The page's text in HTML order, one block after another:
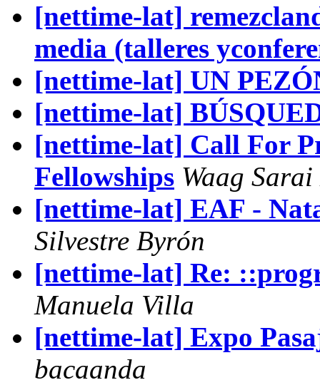
[nettime-lat]
media (talleres
[nettime-lat] UN
[nettime-lat]
[nettime-lat] Call For
Fellowships Waag
[nettime-lat] EAF -
Silvestre Byrón
[nettime-lat] Re:
Manuela Villa
[nettime-lat] Expo
bacaanda